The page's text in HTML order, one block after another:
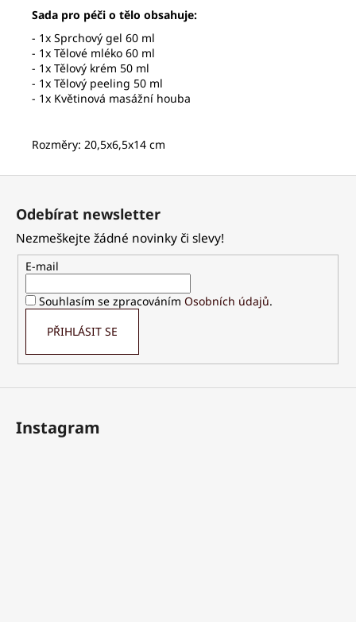
Sada pro péči o tělo obsahuje:
- 1x Sprchový gel 60 ml
- 1x Tělové mléko 60 ml
- 1x Tělový krém 50 ml
- 1x Tělový peeling 50 ml
- 1x Květinová masážní houba
Rozměry: 20,5x6,5x14 cm
Z
Odebírat newsletter
Nezmeškejte žádné novinky či slevy!
E-mail
Souhlasím se zpracováním Osobních údajů.
PŘIHLÁSIT SE
Instagram